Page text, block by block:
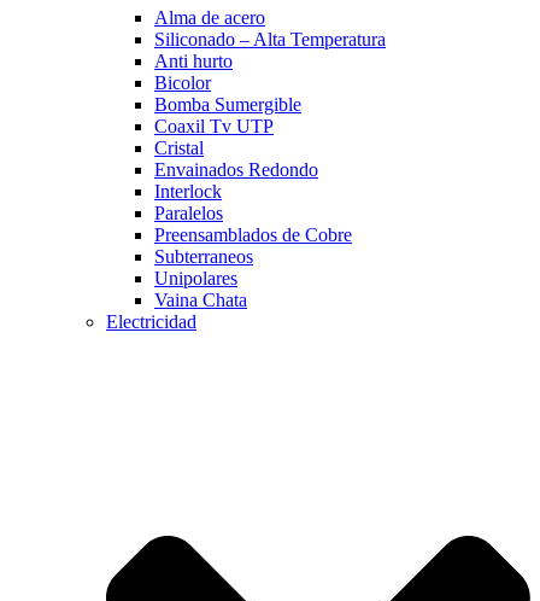
Alma de acero
Siliconado – Alta Temperatura
Anti hurto
Bicolor
Bomba Sumergible
Coaxil Tv UTP
Cristal
Envainados Redondo
Interlock
Paralelos
Preensamblados de Cobre
Subterraneos
Unipolares
Vaina Chata
Electricidad